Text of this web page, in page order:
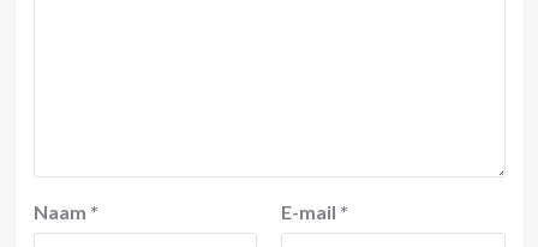
Naam * E-mail *